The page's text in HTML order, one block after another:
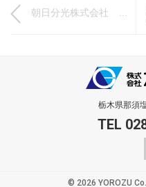
朝日分光株式会社 新工場
栃木県那須
TEL
© 2026 YOROZU